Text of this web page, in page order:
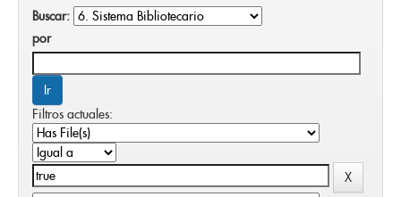
Buscar:
por
Filtros actuales: